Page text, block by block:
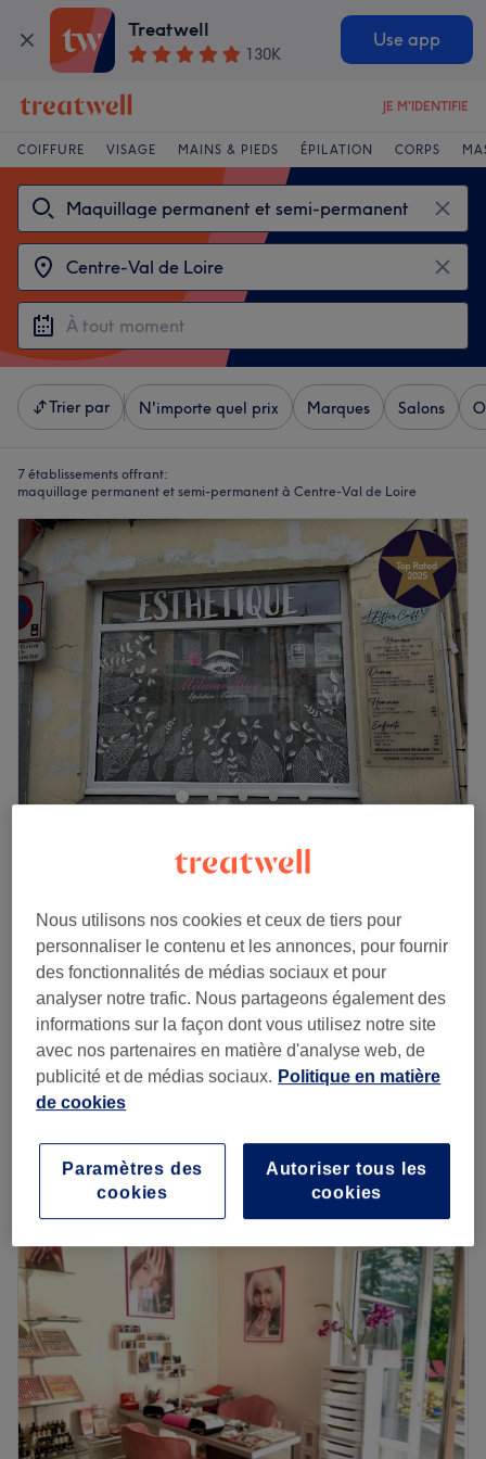
Treatwell
130K
Use app
JE M'IDENTIFIE
COIFFURE VISAGE MAINS & PIEDS ÉPILATION CORPS
Trier par N'importe quel prix Marques Salons
7 établissements offrant:
maquillage permanent et semi-permanent à Centre-Val de Loire
175 avis
Montrer sur la carte
Candy lips retouche
1 h
90 €
Retouche annuelle Microshading
1 h
100 €
Retouche de maquillage semi-permanent
autre technicienne sur devis
1 h 45 min
150 €
Je veux en savoir plus
09:00 –
Mercredi
Fermé
09:00–16:00
Vendredi
09:00–19:00
Samedi
08:00–
18:00
Dimanche
Fermé
Je m'appelle Melanie rose et je suis Esthéticienne depuis
15 ans experte du regard depuis 11 ans ( Benefit ).
Nous utilisons nos cookies et ceux de tiers pour
personnaliser le contenu et les annonces, pour fournir
des fonctionnalités de médias sociaux et pour
analyser notre trafic. Nous partageons également des
informations sur la façon dont vous utilisez notre site
avec nos partenaires en matière d'analyse web, de
publicité et de médias sociaux. Politique en matière
de cookies
Autoriser tous les
cookies
Paramètres des
cookies